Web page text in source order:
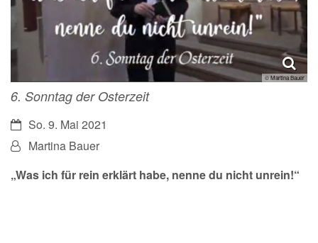
© Martina Bauer
6. Sonntag der Osterzeit
Datum:So. 9. Mai 2021
Von:Martina Bauer
„Was ich für rein erklärt habe, nenne du nicht unrein!“